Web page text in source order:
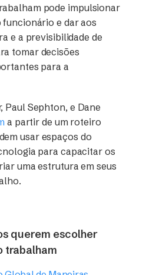
pode impulsionar
e dar aos
e a previsibilidade de
tomar decisões
para a
Paul Sephton, e Dane
a partir de um roteiro
usar espaços do
para capacitar os
uma estrutura em seus
querem escolher
trabalham